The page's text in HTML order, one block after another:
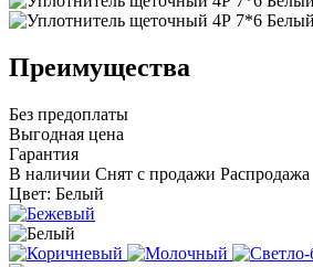
Преимущества
Без предоплаты
Выгодная цена
Гарантия
В наличии Снят с продажи Распродажа
Цвет: Белый